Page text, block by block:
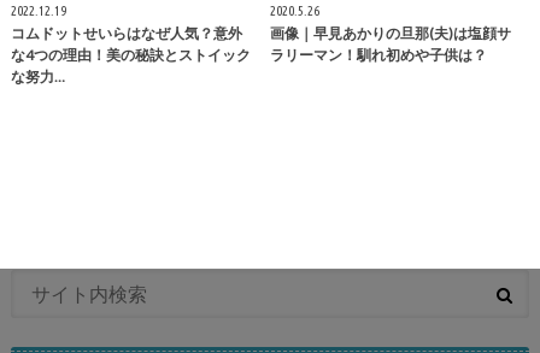
2022.12.19
コムドットせいらはなぜ人気？意外
な4つの理由！美の秘訣とストイック
な努力…
2020.5.26
画像｜早見あかりの旦那(夫)は塩顔サ
ラリーマン！馴れ初めや子供は？